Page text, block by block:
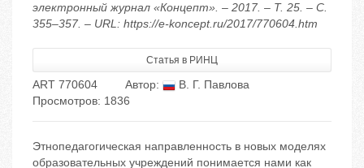
электронный журнал «Концепт». – 2017. – Т. 25. – С.
355–357. – URL: https://e-koncept.ru/2017/770604.htm
Статья в РИНЦ
ART 770604 Автор:
В. Г. Павлова
Просмотров: 1836
Этнопедагогическая направленность в новых моделях
образовательных учреждений понимается нами как